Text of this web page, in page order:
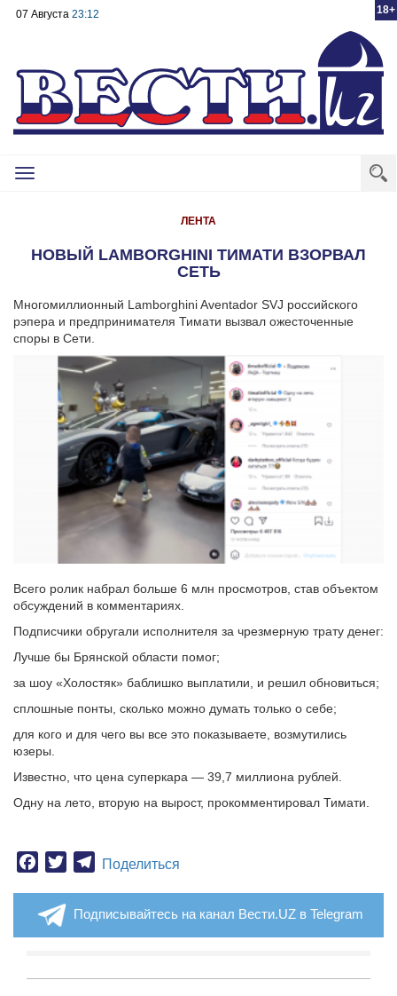
18+
07 Августа 23:12
Toggle
ЛЕНТА
НОВЫЙ LAMBORGHINI ТИМАТИ ВЗОРВАЛ
СЕТЬ
Многомиллионный Lamborghini Aventador SVJ российского
рэпера и предпринимателя Тимати вызвал ожесточенные
споры в Сети.
Всего ролик набрал больше 6 млн просмотров, став объектом
обсуждений в комментариях.
Подписчики обругали исполнителя за чрезмерную трату денег:
Лучше бы Брянской области помог;
за шоу «Холостяк» баблишко выплатили, и решил обновиться;
сплошные понты, сколько можно думать только о себе;
для кого и для чего вы все это показываете, возмутились
юзеры.
Известно, что цена суперкара — 39,7 миллиона рублей.
Одну на лето, вторую на вырост, прокомментировал Тимати.
Facebook
TwitterTelegram
Поделиться
Подписывайтесь на канал Вести.UZ в Telegram